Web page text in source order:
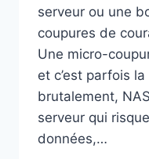
serveur ou une
coupures de
Une micro-
et c’est parfois
brutalement,
serveur qui
données,…